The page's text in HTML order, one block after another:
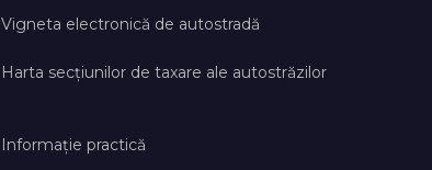
Vigneta electronică de autostradă
Harta secțiunilor de taxare ale autostrăzilor
Informație practică